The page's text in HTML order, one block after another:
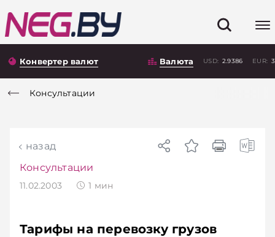
Конвертер валют Валюта USD: 2.9386 EUR:
Консультации
назад
Консультации
11.02.2003 1 мин
Тарифы на перевозку грузов